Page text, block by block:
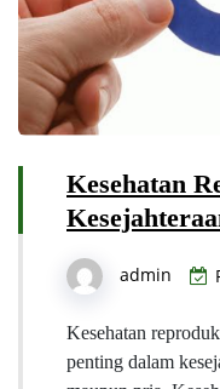
Kesehatan
admin
Kesehatan
penting dalam